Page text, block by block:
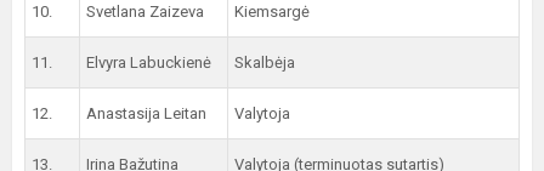
10. Svetlana Zaizeva Kiemsargė
11. Elvyra Labuckienė Skalbėja
12. Anastasija Leitan Valytoja
13. Irina Bažutina Valytoja (terminuotas sutartis)